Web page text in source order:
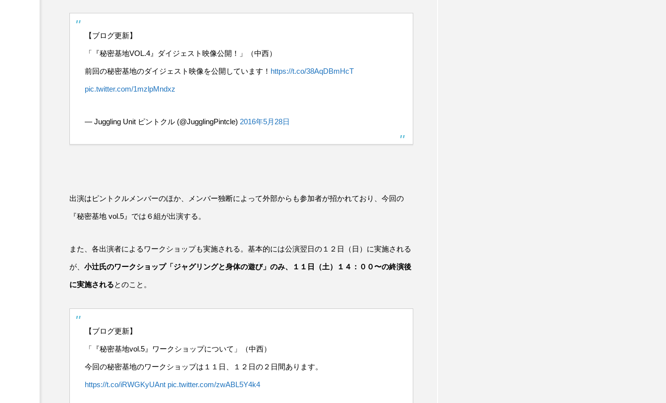
【ブログ更新】
「『秘密基地VOL.4』ダイジェスト映像公開！」（中西）
前回の秘密基地のダイジェスト映像を公開しています！ https://t.co/38AqDBmHcT
pic.twitter.com/1mzlpMndxz
— Juggling Unit ピントクル (@JugglingPintcle) 2016年5月28日
出演はピントクルメンバーのほか、メンバー独断によって外部からも参加者が招かれており、今回の
『秘密基地 vol.5』では６組が出演する。
また、各出演者によるワークショップも実施される。基本的には公演翌日の１２日（日）に実施される
が、 小辻氏のワークショップ「ジャグリングと身体の遊び」のみ、１１日（土）１４：００〜の終演後
に実施されるとのこと。
【ブログ更新】
「『秘密基地vol.5』ワークショップについて」（中西）
今回の秘密基地のワークショップは１１日、１２日の２日間あります。
https://t.co/iRWGKyUAnt pic.twitter.com/zwABL5Y4k4